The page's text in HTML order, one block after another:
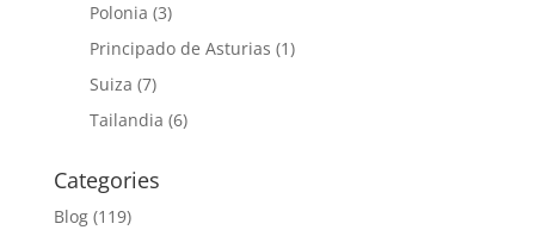
Polonia (3)
Principado de Asturias (1)
Suiza (7)
Tailandia (6)
Categories
Blog(119)